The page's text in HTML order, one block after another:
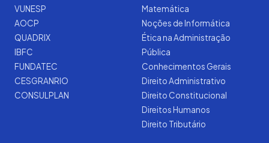
VUNESP
AOCP
QUADRIX
IBFC
FUNDATEC
CESGRANRIO
CONSULPLAN
Matemática
Noções de Informática
Ética na Administração
Pública
Conhecimentos Gerais
Direito Administrativo
Direito Constitucional
Direitos Humanos
Direito Tributário